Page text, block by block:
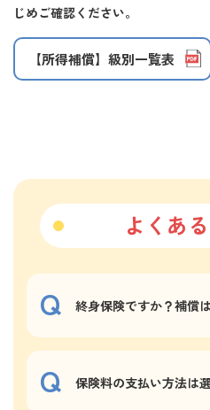
じめご確認ください。
【所得補償】級別一覧表
よくあ
終身保険ですか？補償
保険料の支払い方法は